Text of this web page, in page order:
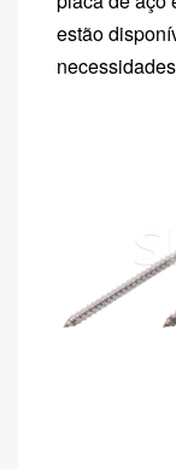
estão